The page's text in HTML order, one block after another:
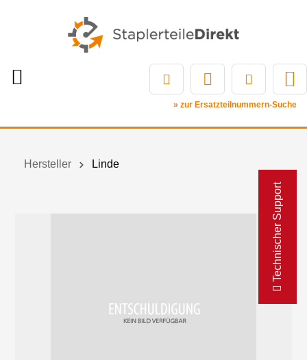
Technischer Support
» zur Ersatzteilnummern-Suche
Hersteller Linde